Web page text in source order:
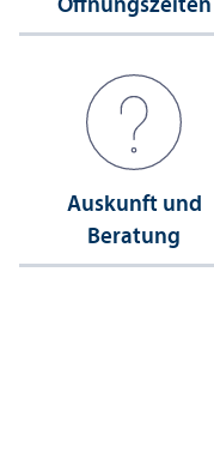
Öffnungs­zeiten
Auskunft und
Beratung